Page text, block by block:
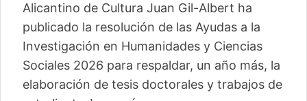
Alicantino de Cultura Juan Gil-Albert ha
publicado la resolución de las Ayudas a la
Investigación en Humanidades y Ciencias
Sociales 2026 para respaldar, un año más, la
elaboración de tesis doctorales y trabajos de